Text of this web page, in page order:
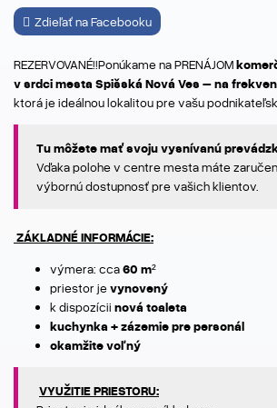
Zdieľať na Facebooku
REZERVOVANÉ!!Ponúkame na PRENÁJOM
v srdci mesta Spišská Nová Ves – na
ktorá je ideálnou lokalitou pre vašu
Tu môžete mať svoju vysnívanú
Vďaka polohe v centre mesta máte
výbornú dostupnosť pre vašich klientov.
ZÁKLADNÉ INFORMÁCIE:
výmera: cca60 m²
priestor jevynovený
k dispozícii nová toaleta
kuchynka + zázemie pre personál
okamžite voľný
VYUŽITIE PRIESTORU: